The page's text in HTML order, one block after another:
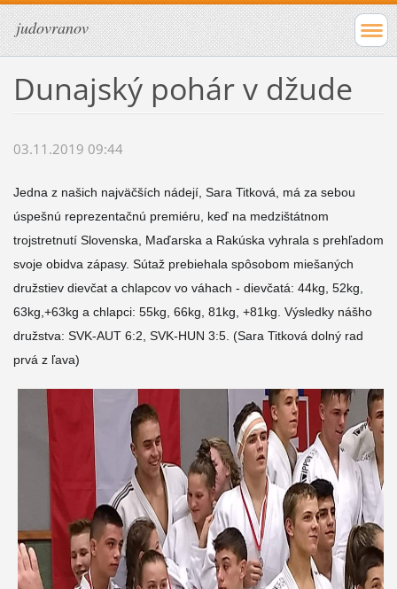
judovranov
Dunajský pohár v džude
03.11.2019 09:44
Jedna z našich najväčších nádejí, Sara Titková, má za sebou
úspešnú reprezentačnú premiéru, keď na medzištátnom
trojstretnutí Slovenska, Maďarska a Rakúska vyhrala s prehľadom
svoje obidva zápasy. Sútaž prebiehala spôsobom miešaných
družstiev dievčat a chlapcov vo váhach - dievčatá: 44kg, 52kg,
63kg,+63kg a chlapci: 55kg, 66kg, 81kg, +81kg. Výsledky nášho
družstva: SVK-AUT 6:2, SVK-HUN 3:5. (Sara Titková dolný rad
prvá z ľava)